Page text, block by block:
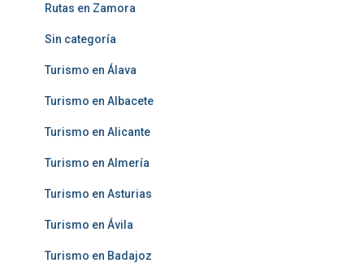
Rutas en Zamora
Sin categoría
Turismo en Álava
Turismo en Albacete
Turismo en Alicante
Turismo en Almería
Turismo en Asturias
Turismo en Ávila
Turismo en Badajoz